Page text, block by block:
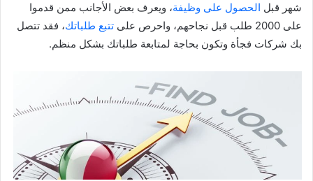
شهر قبل الحصول على وظيفة، ويعرف بعض الأجانب ممن قدموا
على 2000 طلب قبل نجاحهم، واحرص على
تتبع طلباتك، فقد تتصل
بك شركات فجأة وتكون بحاجة لمتابعة طلباتك بشكل منظم.